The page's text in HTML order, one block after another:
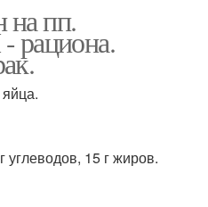
пп.
рациона.
углеводов, 15 г жиров.